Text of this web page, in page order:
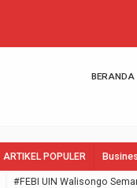
BERANDA
ARTIKEL POPULER
#FEBI UIN Walisongo